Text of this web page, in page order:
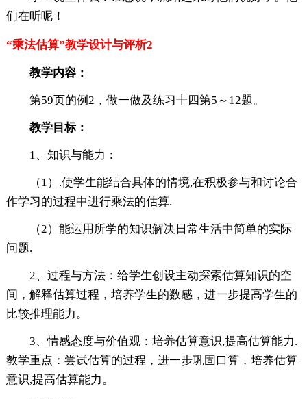
们在听呢！
“乘法估算”教学设计与评析2
教学内容：
第59页的例2，做一做及练习十四第5～12题。
教学目标：
1、知识与能力：
（1）.使学生能结合具体的情境,在积极参与和讨论合
作学习的过程中进行乘法的估算.
（2）能运用所学的知识解决日常生活中简单的实际
问题.
2、过程与方法：给学生创设主动探索估算知识的空
间，解释估算过程，培养学生的数感，进一步提高学生的
比较推理能力。
3、情感态度与价值观：培养估算意识,提高估算能力.
教学重点：尝试估算的过程，进一步巩固口算，培养估算
意识,提高估算能力。